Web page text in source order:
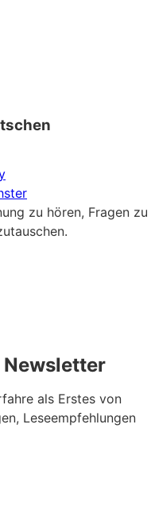
zu hören, Fragen zu
Newsletter
als Erstes von
Leseempfehlungen